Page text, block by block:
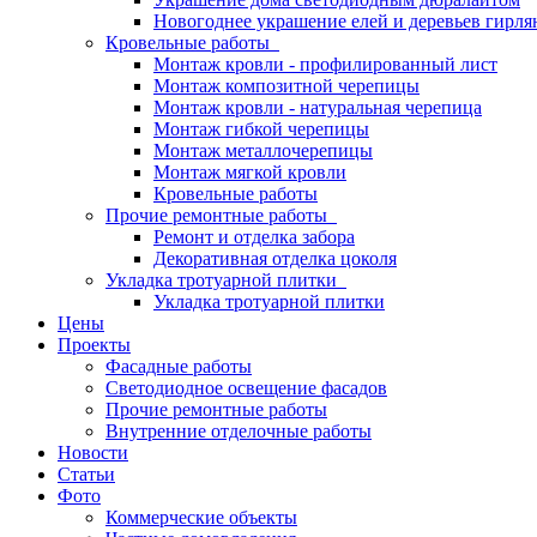
Новогоднее украшение елей и деревьев
Кровельные работы
Монтаж кровли - профилированный лист
Монтаж композитной черепицы
Монтаж кровли - натуральная черепица
Монтаж гибкой черепицы
Монтаж металлочерепицы
Монтаж мягкой кровли
Кровельные работы
Прочие ремонтные работы
Ремонт и отделка забора
Декоративная отделка цоколя
Укладка тротуарной плитки
Укладка тротуарной плитки
Цены
Проекты
Фасадные работы
Светодиодное освещение фасадов
Прочие ремонтные работы
Внутренние отделочные работы
Новости
Статьи
Фото
Коммерческие объекты